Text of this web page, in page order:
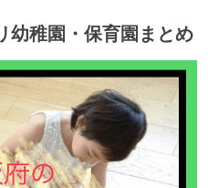
幼稚園・保育園まとめ